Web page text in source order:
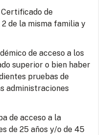
Certificado de
de la misma familia y
de acceso a los
superior o bien haber
pruebas de
administraciones
de acceso a la
de 25 años y/o de 45